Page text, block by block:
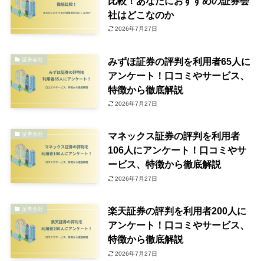
社はどこなのか
2026年7月27日
証券会社
みずほ証券の評判を利用者65人に
アンケート！口コミやサービス、
特徴から徹底解説
2026年7月27日
証券会社
マネックス証券の評判を利用者
106人にアンケート！口コミやサ
ービス、特徴から徹底解説
2026年7月27日
証券会社
楽天証券の評判を利用者200人に
アンケート！口コミやサービス、
特徴から徹底解説
2026年7月27日